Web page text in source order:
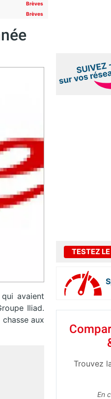
Brèves
Brèves
avaient
Iliad.
aux
TESTEZ
Trouvez
En